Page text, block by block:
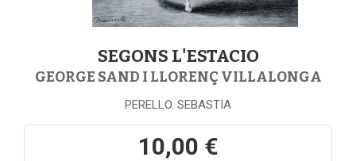
SEGONS L'ESTACIO
GEORGE SAND I LLORENÇ VILLALONGA
PERELLO. SEBASTIA
10,00 €